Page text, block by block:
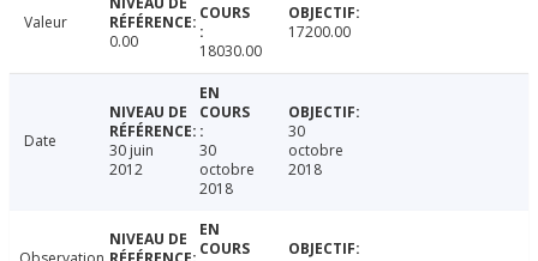
Valeur
0.00
18030.00
17200.00
Date
30 juin
2012
30
octobre
2018
30
octobre
2018